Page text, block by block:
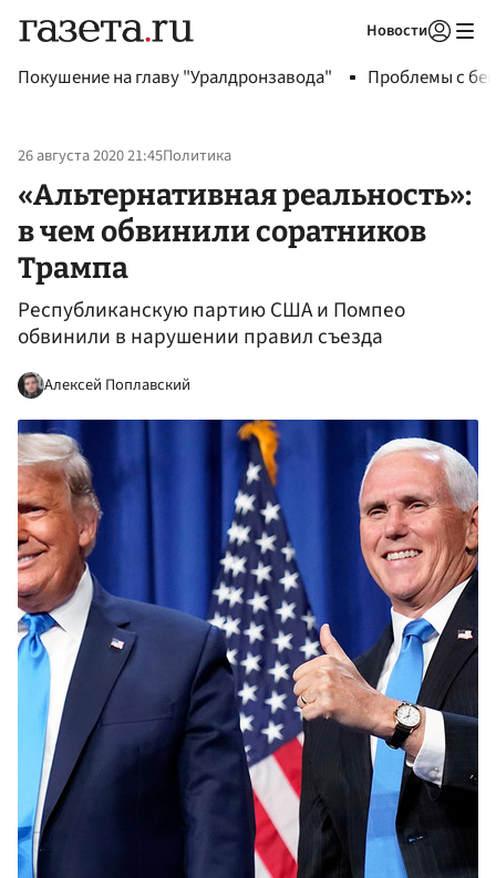
Новости
Покушение на главу "Уралдронзавода" Проблемы с
26 августа 2020 21:45Политика
«Альтернативная реальность»:
в чем обвинили соратников
Трампа
Республиканскую партию США и Помпео
обвинили в нарушении правил съезда
Алексей Поплавский